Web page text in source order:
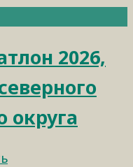
2026,
округа